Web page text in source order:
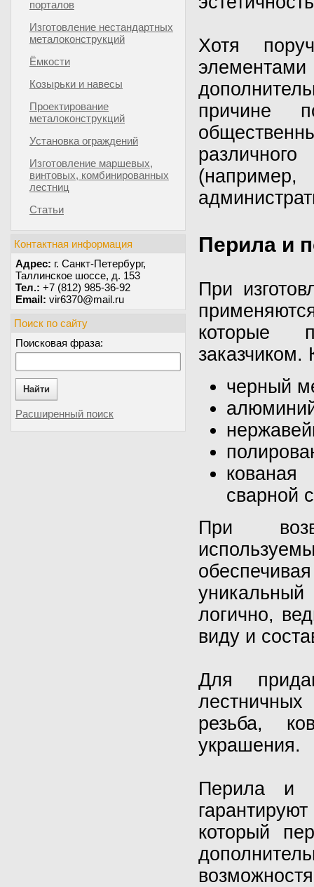
порталов
Изготовление нестандартных
металоконструкций
Ёмкости
Козырьки и навесы
Проектирование
металоконструкций
Установка ограждений
Изготовление маршевых,
винтовых, комбинированных
лестниц
Статьи
Контактная информация
Адрес: г. Санкт-Петербург,
Таллинское шоссе, д. 153
Тел.: +7 (812) 985-36-92
Email: vir6370@mail.ru
Поиск по сайту
Поисковая фраза:
Найти
Расширенный поиск
Хотя
причине
Перила и
При
которые
заказчиком.
черный
кованая
сварной
При
логично,
виду и
Для
резьба,
украшения.
Перила и
который